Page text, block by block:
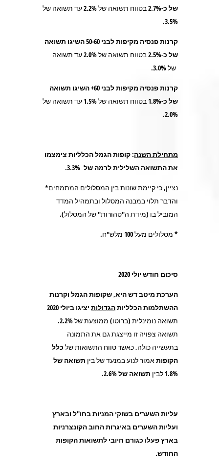
של כ-2.7%
בטווח תשואה של 2.2% עד תשואה של
3.5%.
קרנות פנסיה מקיפות לבני 50-60 השיגו תשואה
של כ-2.5%
בטווח תשואה של 2.0% עד תשואה
של 3.0%.
קרנות פנסיה מקיפות לבני 60+ השיגו תשואה
של כ-1.8%
בטווח תשואה של 1.5% עד תשואה של
2.0%.
מתחילת השנה: קופות הגמל הכלליות צימצמו
את התשואה השלילית לרמה של 3.3%.
נציין, כי קיימת שונות בין המסלולים המתמחים*
והדבר תלוי במבנה המסלול ובתמהיל המדד
המוביל בו (מידת ה"טהורות" של המסלול).
* מסלולים מעל 100 מלש"ח .
סיכום חודש יולי 2020
הערכת מיטב דש היא, שקופות הגמל וקרנות
ההשתלמות הכלליותהגדולות יציגו ביולי 2020
תשואה נומינלית (ברוטו) ממוצעת של
תשואה צפויה זו מייצגת גם את התמונה
בתעשייה כולה, כאשר טווח התשואות של כלל
הקופותאמור לנוע במנעד של בין תשואה של
1.8%לבין תשואה של2.6%
.
עליות השערים בשוקי המניות בחו"ל ובארץ
ועליות השערים באיגרות החוב הקונצרניות
בארץ פעלו כגורם חיובי לתשואות הקופות
החודש.